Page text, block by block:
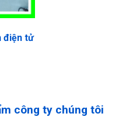
điện tử
công ty chúng tôi